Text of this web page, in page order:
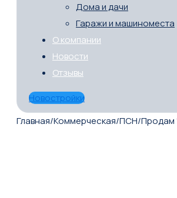
Дома и дачи
Гаражи и машиноместа
О компании
Новости
Отзывы
Новостройки
Главная/Коммерческая/ПСН/Продам